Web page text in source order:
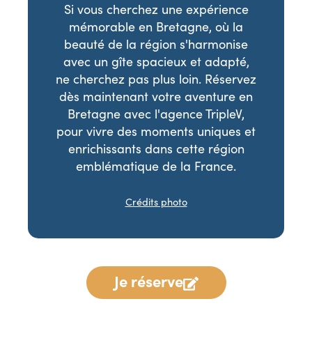
Si vous cherchez une expérience
mémorable en Bretagne, où la
beauté de la région s'harmonise
avec un gîte spacieux et adapté,
ne cherchez pas plus loin. Réservez
dès maintenant votre aventure en
Bretagne avec l'agence TripleV,
pour vivre des moments uniques et
enrichissants dans cette région
emblématique de la France.
Crédits photo
Je réserve